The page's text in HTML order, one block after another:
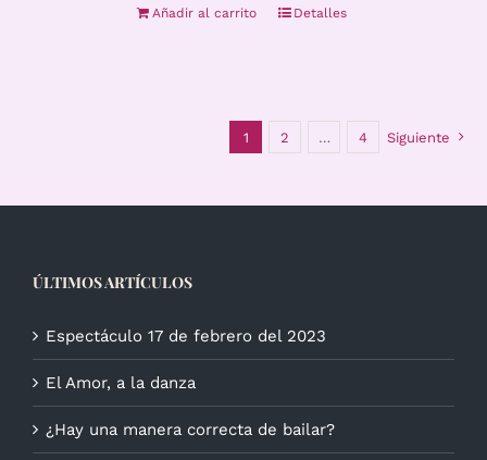
Añadir al carrito Detalles
1 2 … 4 Siguiente
ÚLTIMOS ARTÍCULOS
Espectáculo 17 de febrero del 2023
El Amor, a la danza
¿Hay una manera correcta de bailar?